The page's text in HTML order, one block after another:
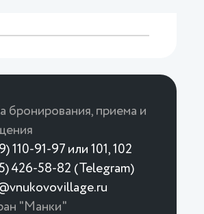
бронирования, приема и
110-91-97 или 101, 102
426-58-82 (Telegram)
"Манки"